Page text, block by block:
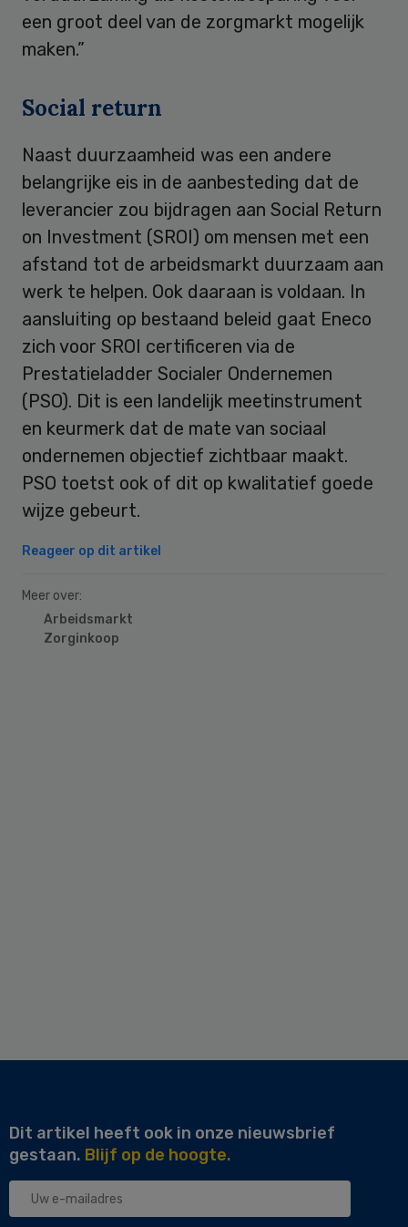
een groot deel van de zorgmarkt mogelijk
maken.”
Social return
Naast duurzaamheid was een andere
belangrijke eis in de aanbesteding dat de
leverancier zou bijdragen aan Social Return
on Investment (SROI) om mensen met een
afstand tot de arbeidsmarkt duurzaam aan
werk te helpen. Ook daaraan is voldaan. In
aansluiting op bestaand beleid gaat Eneco
zich voor SROI certificeren via de
Prestatieladder Socialer Ondernemen
(PSO). Dit is een landelijk meetinstrument
en keurmerk dat de mate van sociaal
ondernemen objectief zichtbaar maakt.
PSO toetst ook of dit op kwalitatief goede
wijze gebeurt.
Reageer op dit artikel
Meer over:
Arbeidsmarkt
Zorginkoop
Dit artikel heeft ook in onze nieuwsbrief
gestaan. Blijf op de hoogte.
Uw